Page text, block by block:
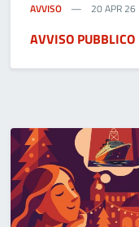
AVVISO 20 APR 26
AVVISO PUBBLICO